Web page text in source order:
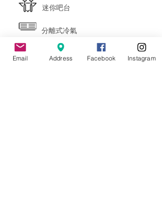
迷你吧台
分離式冷氣
Email Address Facebook Instagram